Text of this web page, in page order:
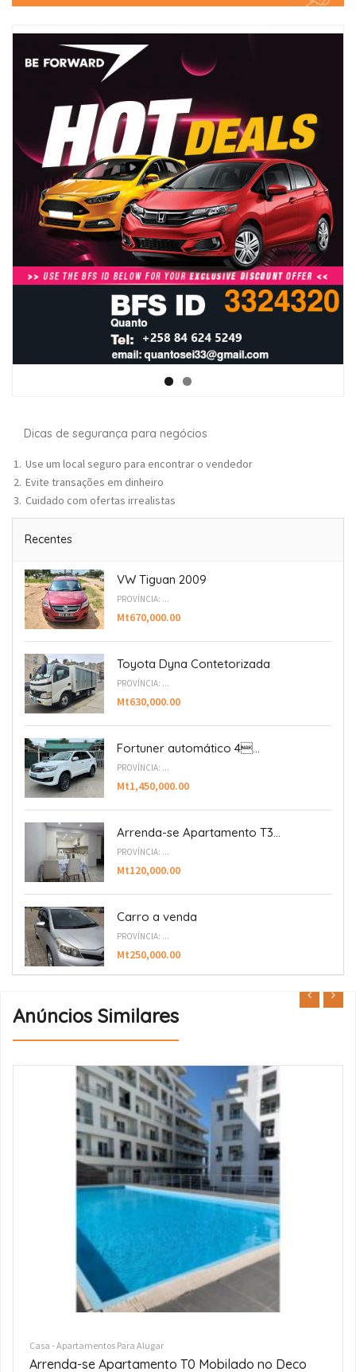
Dicas de segurança para negócios
Use um local seguro para encontrar o vendedor
Evite transações em dinheiro
Cuidado com ofertas irrealistas
Recentes
VW Tiguan 2009
PROVÍNCIA: ...
Mt670,000.00
Toyota Dyna Contetorizada
PROVÍNCIA: ...
Mt630,000.00
Fortuner automático 4...
PROVÍNCIA: ...
Mt1,450,000.00
Arrenda-se Apartamento T3...
PROVÍNCIA: ...
Mt120,000.00
Carro a venda
PROVÍNCIA: ...
Mt250,000.00
Anúncios Similares
Casa - Apartamentos Para Alugar
Arrenda-se Luxuoso Apartamento T3 no